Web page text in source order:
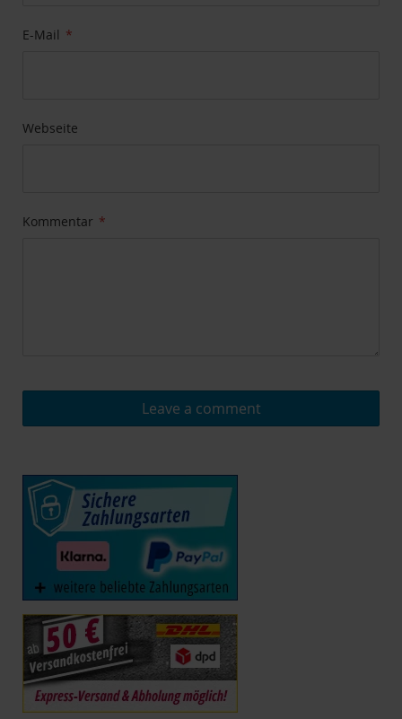
E-Mail
Webseite
Kommentar
Leave a comment